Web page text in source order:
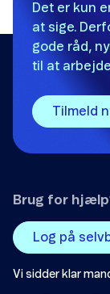
Andet
Det er kun
at sige.
gode råd,
til at
Tilmeld
Brug for
Log på
Vi sidder klar